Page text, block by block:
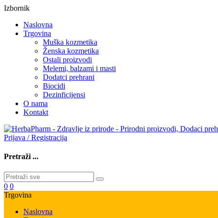
Izbornik
Naslovna
Trgovina
Muška kozmetika
Ženska kozmetika
Ostali proizvodi
Melemi, balzami i masti
Dodatci prehrani
Biocidi
Dezinficijensi
O nama
Kontakt
Prijava / Registracija
Pretraži ...
0 0
Trgovina
Naslovna